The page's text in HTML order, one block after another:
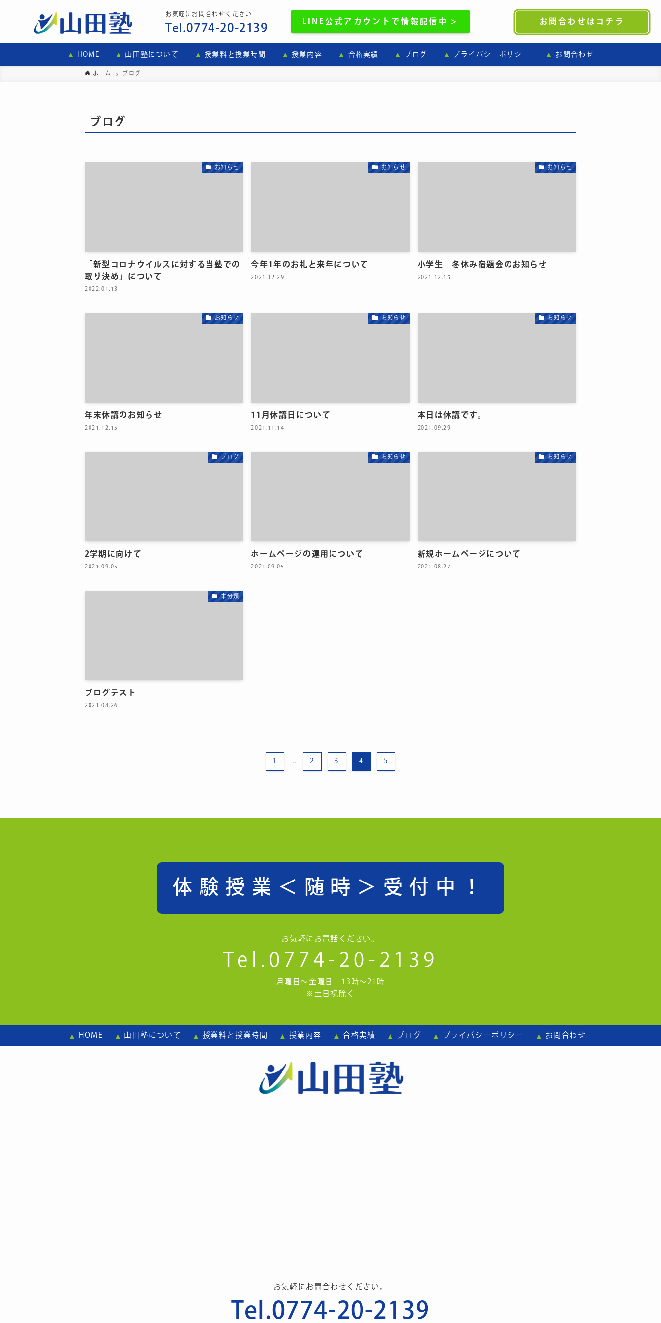
HOME 山田塾について 授業料と授業時間 授業内容 合格実績 ブログ プライバシーポリシー お問合わせ
お気軽にお問合わせください
Tel.0774-20-2139 LINE公式アカウントで情報配信中 > お問合わせはコチラ
ホーム ブログ
ブログ
お知らせ
「新型コロナウイルスに対する当塾での
取り決め」について
2022.01.13
お知らせ
今年1年のお礼と来年について
2021.12.29
お知らせ
小学生 冬休み宿題会のお知らせ
2021.12.15
お知らせ
年末休講のお知らせ
2021.12.15
お知らせ
11月休講日について
2021.11.14
お知らせ
本日は休講です。
2021.09.29
ブログ
2学期に向けて
2021.09.05
お知らせ
ホームページの運用について
2021.09.05
お知らせ
新規ホームページについて
2021.08.27
未分類
ブログテスト
2021.08.26
1 ... 2 3 4 5
体験授業 ＜随時＞受付中！
お気軽にお電話ください。
Tel.0774-20-2139
月曜日～金曜日 13時～21時
※土日祝除く
HOME 山田塾について 授業料と授業時間 授業内容 合格実績 ブログ プライバシーポリシー お問合わせ
お気軽にお問合わせください。
Tel.0774-20-2139